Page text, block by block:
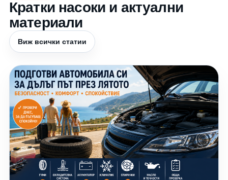
Кратки насоки и актуални
материали
Виж всички статии